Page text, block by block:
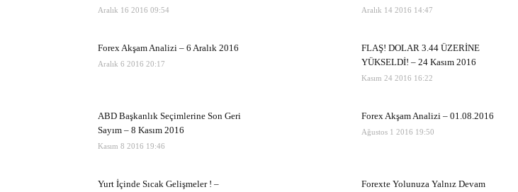
Aralık 16 2016 09:54 Aralık 14 2016 14:47
Forex Akşam Analizi – 6 Aralık 2016
Aralık 6 2016 20:17
FLAŞ! DOLAR 3.44 ÜZERİNE
YÜKSELDİ! – 24 Kasım 2016
Kasım 24 2016 16:22
ABD Başkanlık Seçimlerine Son Geri
Sayım – 8 Kasım 2016
Kasım 8 2016 19:46
Forex Akşam Analizi – 01.08.2016
Ağustos 1 2016 19:50
Yurt İçinde Sıcak Gelişmeler ! –
Forexte Yolunuza Yalnız Devam